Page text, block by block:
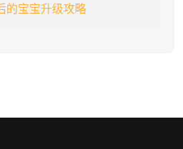
的宝宝升级攻略